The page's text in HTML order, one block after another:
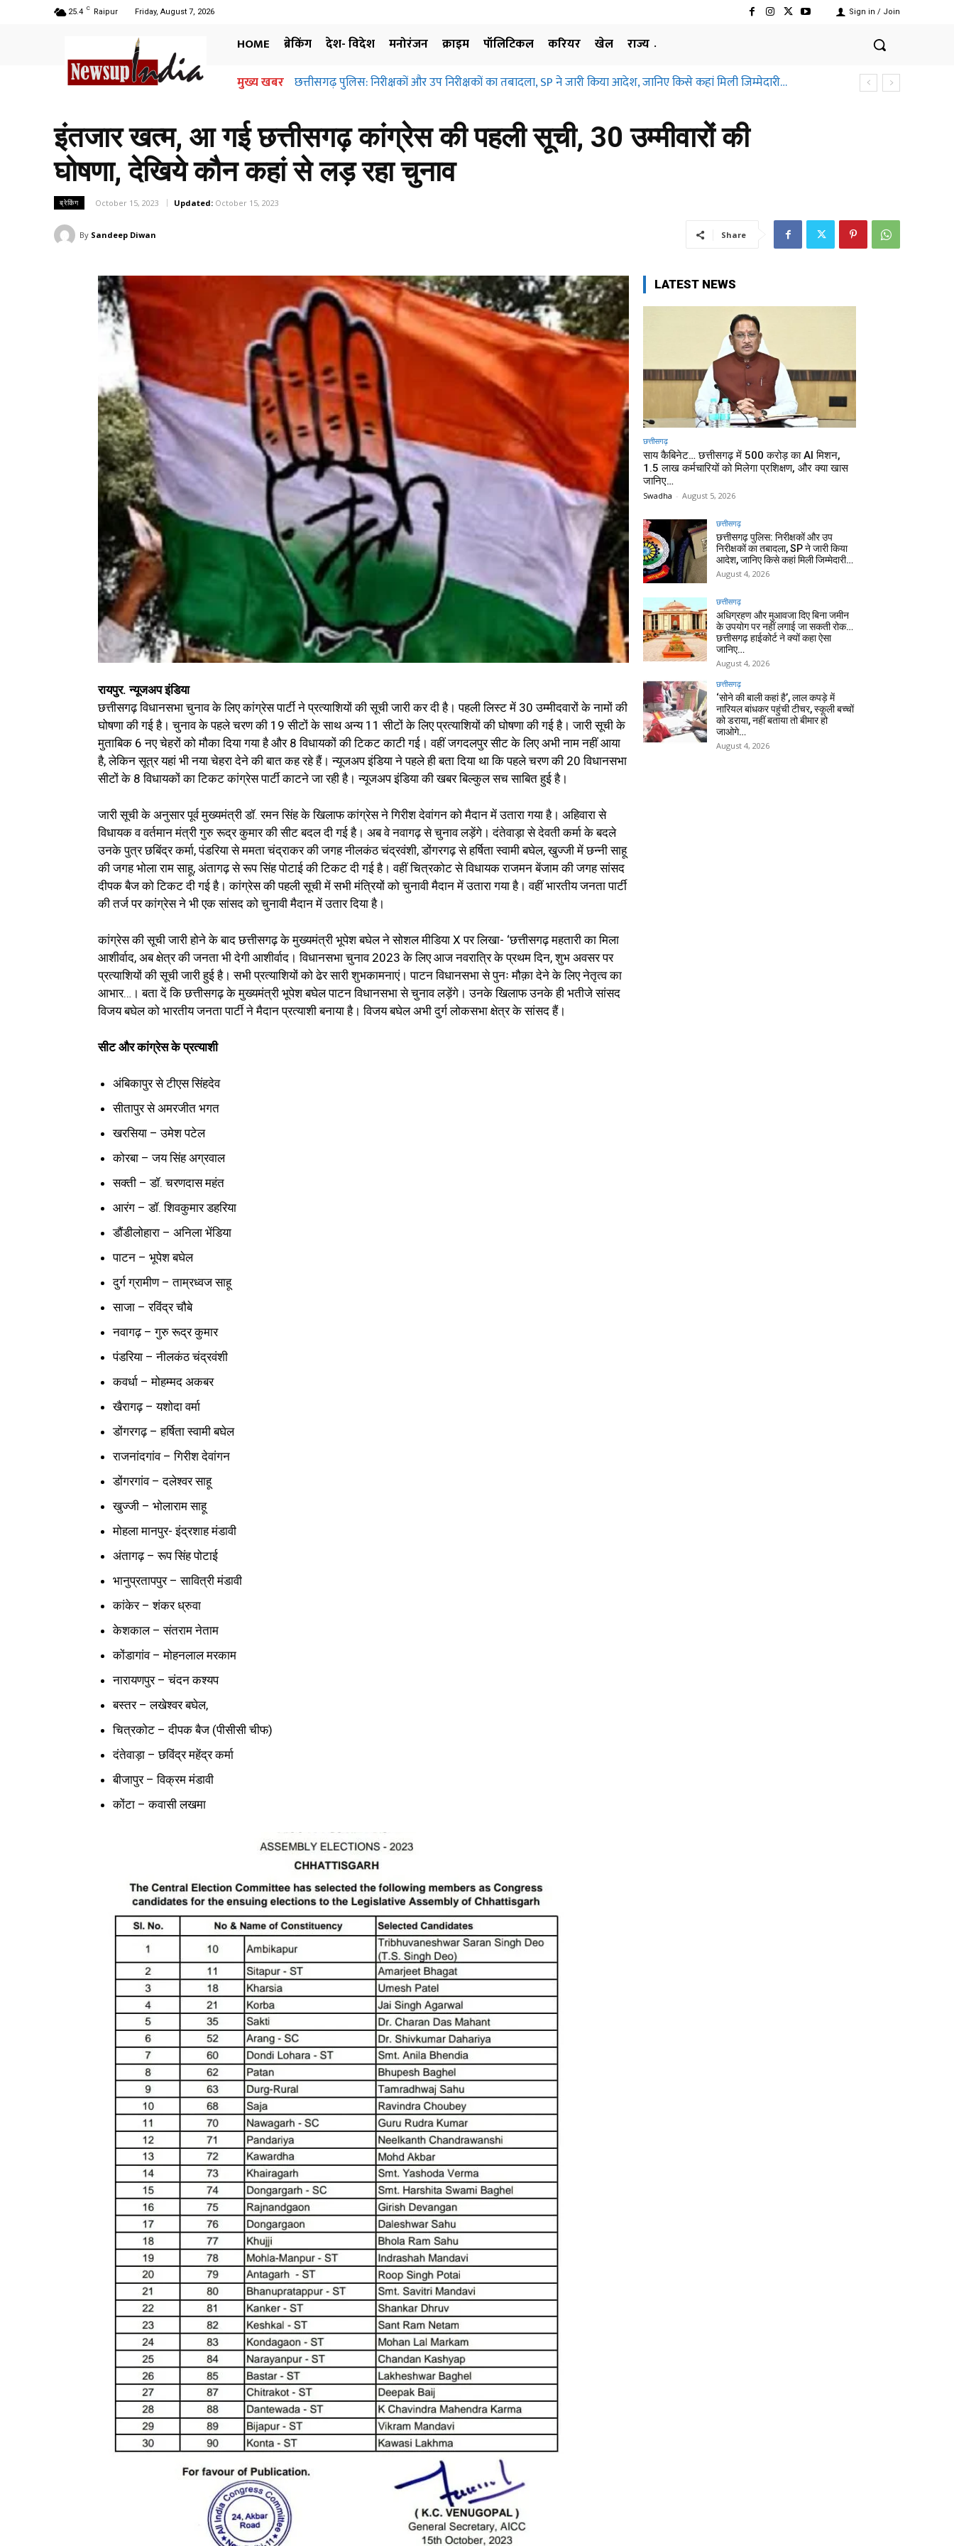
25.4 C Raipur Friday, August 7, 2026 Sign in / Join
HOME ब्रेकिंग देश- विदेश मनोरंजन क्राइम पॉलिटिकल करियर खेल
राज्य
मुख्य खबर अधिग्रहण और मुआवजा दिए बिना जमीन के उपयोग पर नहीं लगाई जा सकती रोक… छत्तीसगढ़ हाईकोर्ट ने क्यों कहा ऐसा
इंतजार खत्म, आ गई छत्तीसगढ़ कांग्रेस की पहली सूची, 30 उम्मीवारों की
घोषणा, देखिये कौन कहां से लड़ रहा चुनाव
ब्रेकिंग October 15, 2023 Updated: October 15, 2023
By Sandeep Diwan Share
रायपुर. न्यूजअप इंडिया
छत्तीसगढ़ विधानसभा चुनाव के लिए कांग्रेस पार्टी ने प्रत्याशियों की सूची जारी कर दी है। पहली लिस्ट में 30 उम्मीदवारों के नामों की
घोषणा की गई है। चुनाव के पहले चरण की 19 सीटों के साथ अन्य 11 सीटों के लिए प्रत्याशियों की घोषणा की गई है। जारी सूची के
मुताबिक 6 नए चेहरों को मौका दिया गया है और 8 विधायकों की टिकट काटी गई। वहीं जगदलपुर सीट के लिए अभी नाम नहीं आया
है, लेकिन सूत्र यहां भी नया चेहरा देने की बात कह रहे हैं। न्यूजअप इंडिया ने पहले ही बता दिया था कि पहले चरण की 20 विधानसभा
सीटों के 8 विधायकों का टिकट कांग्रेस पार्टी काटने जा रही है। न्यूजअप इंडिया की खबर बिल्कुल सच साबित हुई है।
जारी सूची के अनुसार पूर्व मुख्यमंत्री डॉ. रमन सिंह के खिलाफ कांग्रेस ने गिरीश देवांगन को मैदान में उतारा गया है। अहिवारा से
विधायक व वर्तमान मंत्री गुरु रूद्र कुमार की सीट बदल दी गई है। अब वे नवागढ़ से चुनाव लड़ेंगे। दंतेवाड़ा से देवती कर्मा के बदले
उनके पुत्र छबिंद्र कर्मा, पंडरिया से ममता चंद्राकर की जगह नीलकंठ चंद्रवंशी, डोंगरगढ़ से हर्षिता स्वामी बघेल, खुज्जी में छन्नी साहू
की जगह भोला राम साहू, अंतागढ़ से रूप सिंह पोटाई की टिकट दी गई है। वहीं चित्रकोट से विधायक राजमन बेंजाम की जगह सांसद
दीपक बैज को टिकट दी गई है। कांग्रेस की पहली सूची में सभी मंत्रियों को चुनावी मैदान में उतारा गया है। वहीं भारतीय जनता पार्टी
की तर्ज पर कांग्रेस ने भी एक सांसद को चुनावी मैदान में उतार दिया है।
कांग्रेस की सूची जारी होने के बाद छत्तीसगढ़ के मुख्यमंत्री भूपेश बघेल ने सोशल मीडिया X पर लिखा- ‘छत्तीसगढ़ महतारी का मिला
आशीर्वाद, अब क्षेत्र की जनता भी देगी आशीर्वाद। विधानसभा चुनाव 2023 के लिए आज नवरात्रि के प्रथम दिन, शुभ अवसर पर
प्रत्याशियों की सूची जारी हुई है। सभी प्रत्याशियों को ढेर सारी शुभकामनाएं। पाटन विधानसभा से पुनः मौक़ा देने के लिए नेतृत्व का
आभार…। बता दें कि छत्तीसगढ़ के मुख्यमंत्री भूपेश बघेल पाटन विधानसभा से चुनाव लड़ेंगे। उनके खिलाफ उनके ही भतीजे सांसद
विजय बघेल को भारतीय जनता पार्टी ने मैदान प्रत्याशी बनाया है। विजय बघेल अभी दुर्ग लोकसभा क्षेत्र के सांसद हैं।
सीट और कांग्रेस के प्रत्याशी
अंबिकापुर से टीएस सिंहदेव
सीतापुर से अमरजीत भगत
खरसिया – उमेश पटेल
कोरबा – जय सिंह अग्रवाल
सक्ती – डॉ. चरणदास महंत
आरंग – डॉ. शिवकुमार डहरिया
डौंडीलोहारा – अनिला भेंडिया
पाटन – भूपेश बघेल
दुर्ग ग्रामीण – ताम्रध्वज साहू
साजा – रविंद्र चौबे
नवागढ़ – गुरु रूद्र कुमार
पंडरिया – नीलकंठ चंद्रवंशी
कवर्धा – मोहम्मद अकबर
खैरागढ़ – यशोदा वर्मा
डोंगरगढ़ – हर्षिता स्वामी बघेल
राजनांदगांव – गिरीश देवांगन
डोंगरगांव – दलेश्वर साहू
खुज्जी – भोलाराम साहू
मोहला मानपुर- इंद्रशाह मंडावी
अंतागढ़ – रूप सिंह पोटाई
भानुप्रतापपुर – सावित्री मंडावी
कांकेर – शंकर ध्रुवा
केशकाल – संतराम नेताम
कोंडागांव – मोहनलाल मरकाम
नारायणपुर – चंदन कश्यप
बस्तर – लखेश्वर बघेल,
चित्रकोट – दीपक बैज (पीसीसी चीफ)
दंतेवाड़ा – छविंद्र महेंद्र कर्मा
बीजापुर – विक्रम मंडावी
कोंटा – कवासी लखमा
LATEST NEWS
छत्तीसगढ़
साय कैबिनेट… छत्तीसगढ़ में 500 करोड़ का AI मिशन,
1.5 लाख कर्मचारियों को मिलेगा प्रशिक्षण, और क्या खास
जानिए…
Swadha - August 5, 2026
छत्तीसगढ़
छत्तीसगढ़ पुलिस: निरीक्षकों और उप
निरीक्षकों का तबादला, SP ने जारी किया
आदेश, जानिए किसे कहां मिली जिम्मेदारी…
August 4, 2026
छत्तीसगढ़
अधिग्रहण और मुआवजा दिए बिना जमीन
के उपयोग पर नहीं लगाई जा सकती रोक…
छत्तीसगढ़ हाईकोर्ट ने क्यों कहा ऐसा
जानिए…
August 4, 2026
छत्तीसगढ़
‘सोने की बाली कहां है’, लाल कपड़े में
नारियल बांधकर पहुंची टीचर, स्कूली बच्चों
को डराया, नहीं बताया तो बीमार हो
जाओगे…
August 4, 2026